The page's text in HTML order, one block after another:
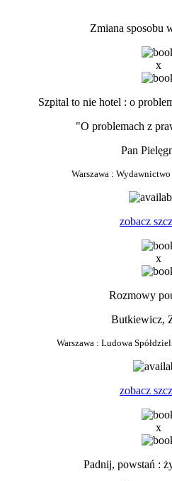
Zmiana sposobu
x
Szpital to nie hotel : o
"O problemach z
Pan
Warszawa :
zobacz
x
Rozmowy
Butkiewicz,
Warszawa : Ludowa
zobacz
x
Padnij, powstań :